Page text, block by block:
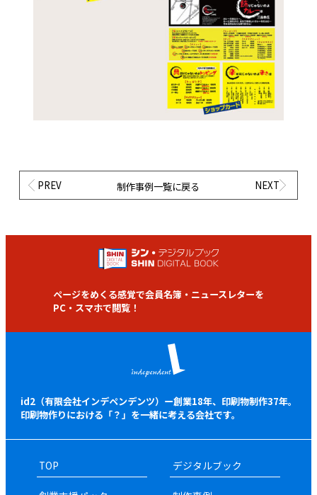
PREV 制作事例一覧に戻る NEXT
ページをめくる感覚で会員名簿・ニュースレターを
PC・スマホで閲覧！
id2（有限会社インデペンデンツ）ー創業18年、印刷物制作37年。
印刷物作りにおける「？」を一緒に考える会社です。
TOP デジタルブック